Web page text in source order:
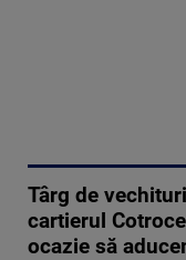
Târg de
cartierul
ocazie să